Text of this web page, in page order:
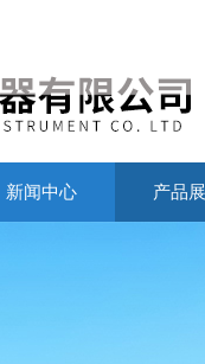
新闻中心 产品